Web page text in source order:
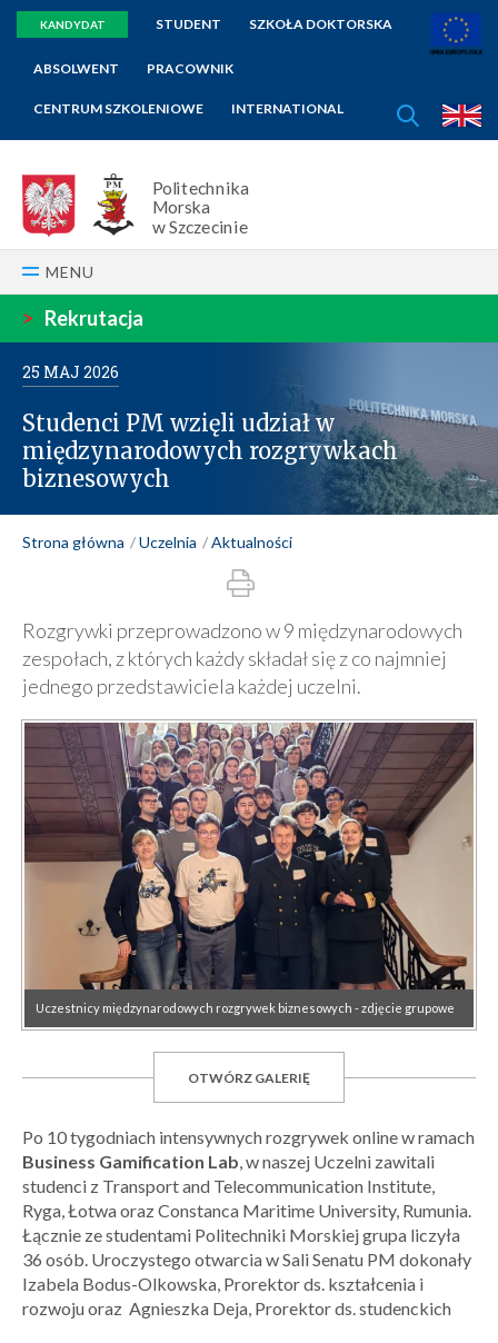
KANDYDAT STUDENT SZKOŁA DOKTORSKA
ABSOLWENT PRACOWNIK
CENTRUM SZKOLENIOWE INTERNATIONAL
Politechnika
Morska
w Szczecinie
SZUKAJ
MENU
> Rekrutacja
25 MAJ 2026
Studenci PM wzięli udział w
międzynarodowych rozgrywkach
biznesowych
Strona główna Uczelnia Aktualności
Rozgrywki przeprowadzono w 9 międzynarodowych
zespołach, z których każdy składał się z co najmniej
jednego przedstawiciela każdej uczelni.
Uczestnicy międzynarodowych rozgrywek biznesowych - zdjęcie grupowe
OTWÓRZ GALERIĘ
Po 10 tygodniach intensywnych rozgrywek online w ramach
Business Gamification Lab, w naszej Uczelni zawitali
studenci z Transport and Telecommunication Institute,
Ryga, Łotwa oraz Constanca Maritime University, Rumunia.
Łącznie ze studentami Politechniki Morskiej grupa liczyła
36 osób. Uroczystego otwarcia w Sali Senatu PM dokonały
Izabela Bodus-Olkowska, Prorektor ds. kształcenia i
rozwoju oraz Agnieszka Deja, Prorektor ds. studenckich